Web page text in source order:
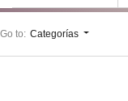
Go to: Categorías